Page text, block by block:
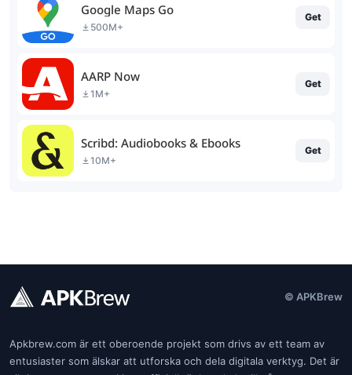
Google Maps Go
500M+
Get
AARP Now
1M+
Get
Scribd: Audiobooks & Ebooks
10M+
Get
© APKBrew
Apkbrew.com är ett oberoende projekt som drivs av ett team av
entusiaster som älskar att utforska och dela digitala verktyg. Det är